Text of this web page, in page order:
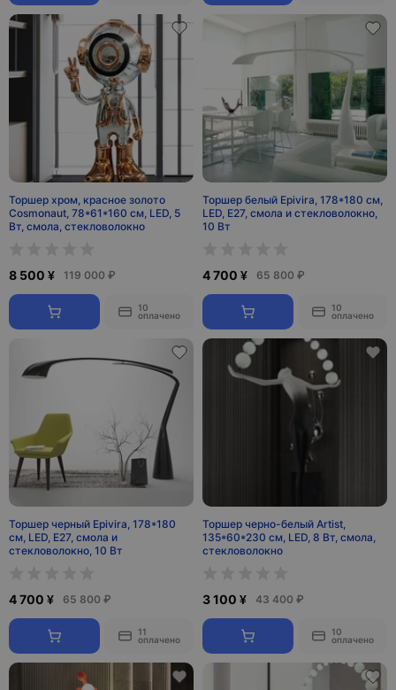
Торшер хром, красное золото
Cosmonaut, 78*61*160 см, LED, 5
Вт, смола, стекловолокно
8 500 ¥ 119 000 ₽
10
оплачено
Торшер белый Epivira, 178*180 см,
LED, Е27, смола и стекловолокно,
10 Вт
4 700 ¥ 65 800 ₽
10
оплачено
Торшер черный Epivira, 178*180
см, LED, Е27, смола и
стекловолокно, 10 Вт
4 700 ¥ 65 800 ₽
11
оплачено
Торшер черно-белый Artist,
135*60*230 см, LED, 8 Вт, смола,
стекловолокно
3 100 ¥ 43 400 ₽
10
оплачено